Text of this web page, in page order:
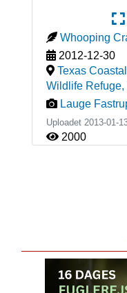
Whooping
2012-12-30
Texas
Wildlife Refuge,
Lauge
Uploadet 2013-01-
2000